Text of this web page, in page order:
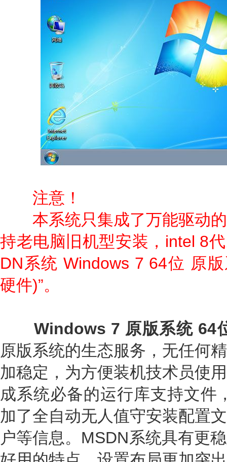
注意！
本系统只集成了万能驱动的
持老电脑旧机型安装，intel 8
DN系统 Windows 7 64位 原
硬件)”。
Windows 7 原版系统 64
原版系统的生态服务，无任何
加稳定，为方便装机技术员使
成系统必备的运行库支持文件
加了全自动无人值守安装配置
户等信息。MSDN系统具有更